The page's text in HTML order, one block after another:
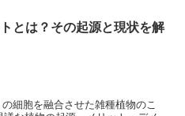
とは？その起源と現状を解
細胞を融合させた雑種植物のこ